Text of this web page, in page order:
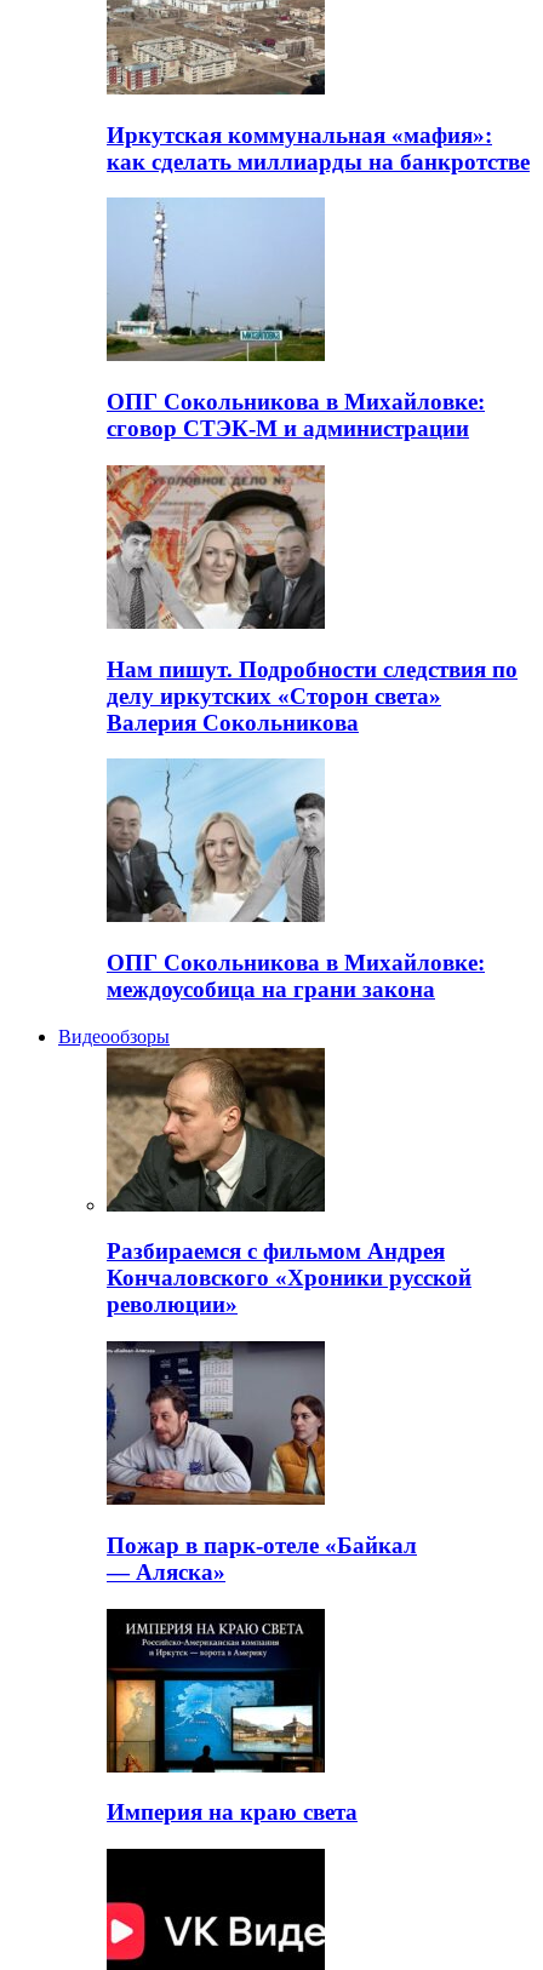
Иркутская коммунальная «мафия»:
как сделать миллиарды на банкротстве
ОПГ Сокольникова в Михайловке:
сговор СТЭК-М и администрации
Нам пишут. Подробности следствия по
делу иркутских «Сторон света»
Валерия Сокольникова
ОПГ Сокольникова в Михайловке:
междоусобица на грани закона
Видеообзоры
Разбираемся с фильмом Андрея
Кончаловского «Хроники русской
революции»
Пожар в парк-отеле «Байкал
— Аляска»
Империя на краю света